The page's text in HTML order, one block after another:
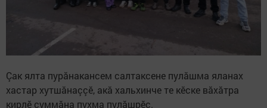
Çак ялта пурăнакансем салтаксене пулăшма яланах
хастар хутшăнаççӗ, акă хальхинче те кӗске вăхăтра
кирлӗ суммăна пухма пулăшрӗç.